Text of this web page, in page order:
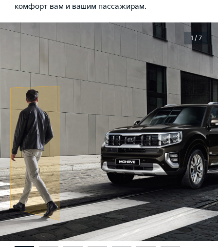
комфорт вам и вашим пассажирам.
1 / 7